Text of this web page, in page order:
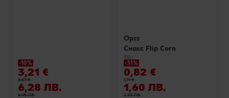
-10%
3,21 €
3,57 €
6,28 ЛВ.
6,98 ЛВ.
Opss
Снакс Flip Corn
100 г
-31%
0,82 €
1,19 €
1,60 ЛВ.
2,33 ЛВ.